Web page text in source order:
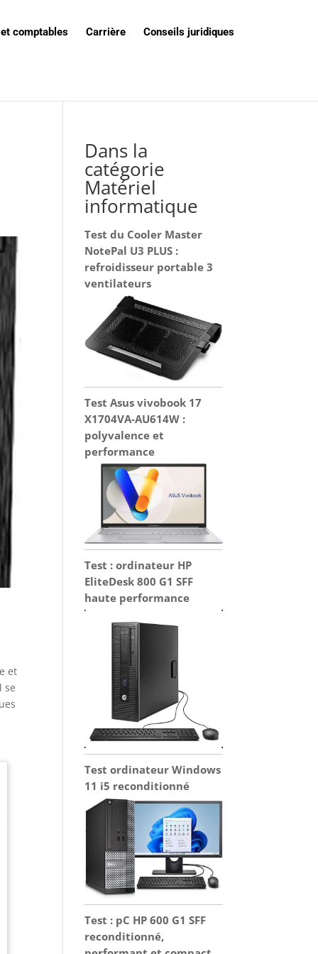
comptables Carrière Conseils juridiques
et
se
Dans la
catégorie
Matériel
informatique
Test du Cooler Master
NotePal U3 PLUS :
refroidisseur portable 3
ventilateurs
Test Asus vivobook 17
X1704VA-AU614W :
polyvalence et
performance
Test : ordinateur HP
EliteDesk 800 G1 SFF
haute performance
Test ordinateur Windows
11 i5 reconditionné
Test : pC HP 600 G1 SFF
reconditionné,